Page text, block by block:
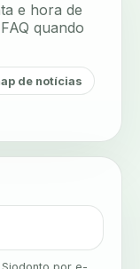
3d
e hora de
quando
de notícias